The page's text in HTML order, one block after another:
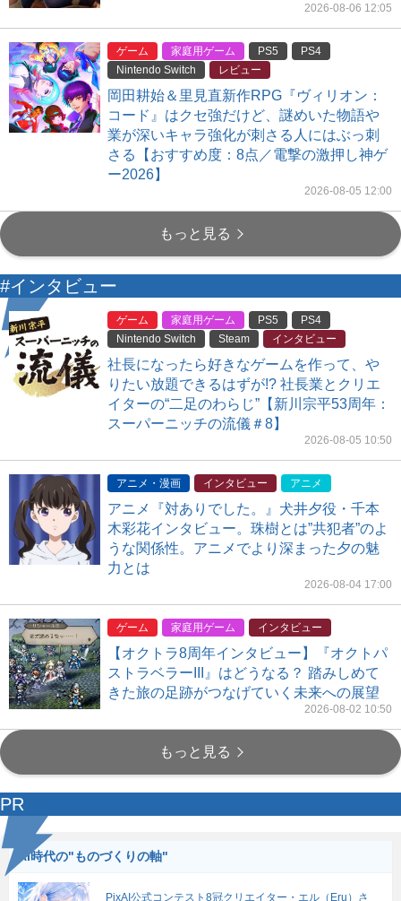
2026-08-06 12:05
ゲーム 家庭用ゲーム PS5
PS4
Nintendo Switch
レビュー
岡田耕始＆里見直新作RPG『ヴィリオン：
コード』はクセ強だけど、謎めいた物語や
業が深いキャラ強化が刺さる人にはぶっ刺
さる【おすすめ度：8点／電撃の激押し神ゲ
ー2026】
2026-08-05 12:00
もっと見る
#インタビュー
ゲーム 家庭用ゲーム PS5
PS4
Nintendo Switch
Steam インタビュー
社長になったら好きなゲームを作って、や
りたい放題できるはずが!? 社長業とクリエ
イターの“二足のわらじ”【新川宗平53周年：
スーパーニッチの流儀＃8】
2026-08-05 10:50
アニメ・漫画 インタビュー アニメ
アニメ『対ありでした。』犬井夕役・千本
木彩花インタビュー。珠樹とは”共犯者”のよ
うな関係性。アニメでより深まった夕の魅
力とは
2026-08-04 17:00
ゲーム 家庭用ゲーム インタビュー
【オクトラ8周年インタビュー】『オクトパ
ストラベラーIII』はどうなる？ 踏みしめて
きた旅の足跡がつなげていく未来への展望
2026-08-02 10:50
もっと見る
PR
AI時代の"ものづくりの軸"
PixAI公式コンテスト8冠クリエイター・エル（Eru）さ